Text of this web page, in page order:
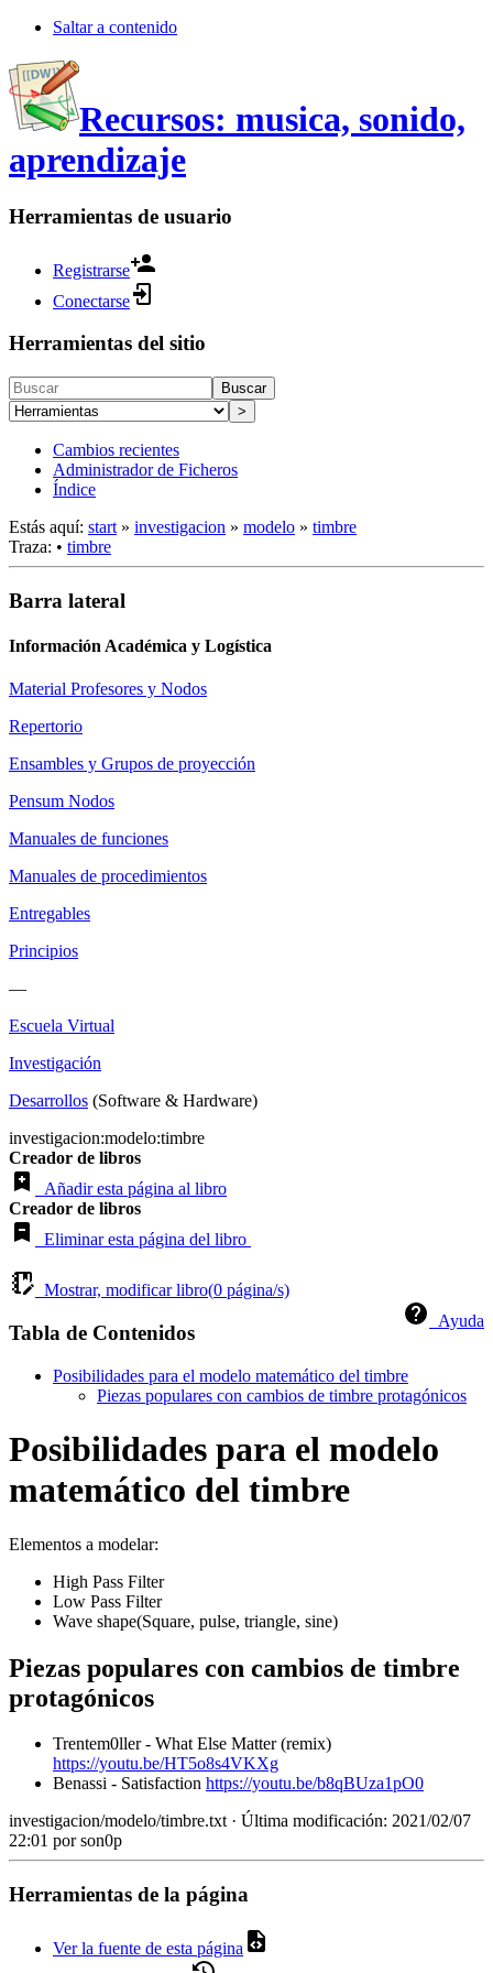
Saltar a contenido
Recursos: musica, sonido,
aprendizaje
Herramientas de usuario
Registrarse
Conectarse
Herramientas del sitio
Buscar
>
Cambios recientes
Administrador de Ficheros
Índice
Estás aquí: start » investigacion » modelo » timbre
Traza: • timbre
Barra lateral
Información Académica y Logística
Material Profesores y Nodos
Repertorio
Ensambles y Grupos de proyección
Pensum Nodos
Manuales de funciones
Manuales de procedimientos
Entregables
Principios
—
Escuela Virtual
Investigación
Desarrollos (Software & Hardware)
investigacion:modelo:timbre
Creador de libros
Añadir esta página al libro
Creador de libros
Eliminar esta página del libro
Mostrar, modificar libro(0 página/s)
Ayuda
Tabla de Contenidos
Posibilidades para el modelo matemático del timbre
Piezas populares con cambios de timbre protagónicos
Posibilidades para el modelo
matemático del timbre
Elementos a modelar:
High Pass Filter
Low Pass Filter
Wave shape(Square, pulse, triangle, sine)
Piezas populares con cambios de timbre
protagónicos
Trentem0ller - What Else Matter (remix)
https://youtu.be/HT5o8s4VKXg
Benassi - Satisfaction https://youtu.be/b8qBUza1pO0
investigacion/modelo/timbre.txt· Última modificación: 2021/02/07
22:01 porson0p
Herramientas de la página
Ver la fuente de esta página